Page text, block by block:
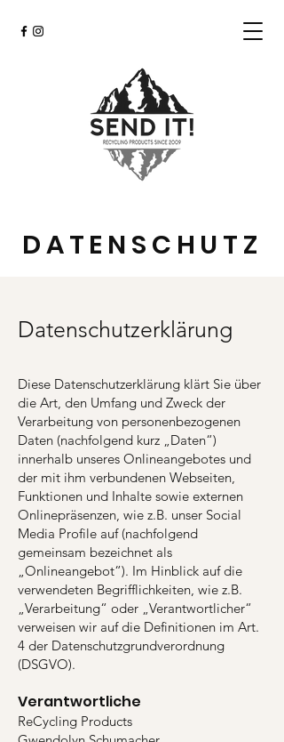
DATENSCHUTZ
Datenschutzerklärung
Diese Datenschutzerklärung klärt Sie über
die Art, den Umfang und Zweck der
Verarbeitung von personenbezogenen
Daten (nachfolgend kurz „Daten“)
innerhalb unseres Onlineangebotes und
der mit ihm verbundenen Webseiten,
Funktionen und Inhalte sowie externen
Onlinepräsenzen, wie z.B. unser Social
Media Profile auf (nachfolgend
gemeinsam bezeichnet als
„Onlineangebot“). Im Hinblick auf die
verwendeten Begrifflichkeiten, wie z.B.
„Verarbeitung“ oder „Verantwortlicher“
verweisen wir auf die Definitionen im Art.
4 der Datenschutzgrundverordnung
(DSGVO).
Verantwortliche
ReCycling Products